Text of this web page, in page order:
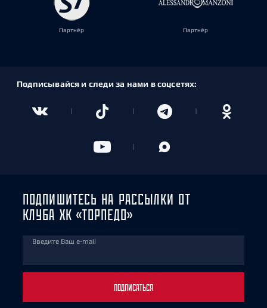
Партнёр Партнёр
Подписывайся и следи за нами в соцсетях:
ПОДПИШИТЕСЬ НА РАССЫЛКИ ОТ
КЛУБА ХК «ТОРПЕДО»
Введите Ваш e-mail
ПОДПИСАТЬСЯ